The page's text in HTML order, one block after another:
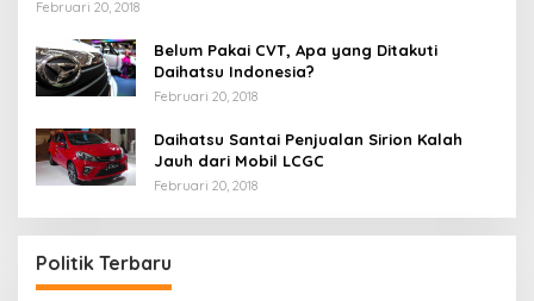
Februari 20, 2018
Belum Pakai CVT, Apa yang Ditakuti
Daihatsu Indonesia?
Februari 20, 2018
Daihatsu Santai Penjualan Sirion Kalah
Jauh dari Mobil LCGC
Februari 20, 2018
Politik Terbaru